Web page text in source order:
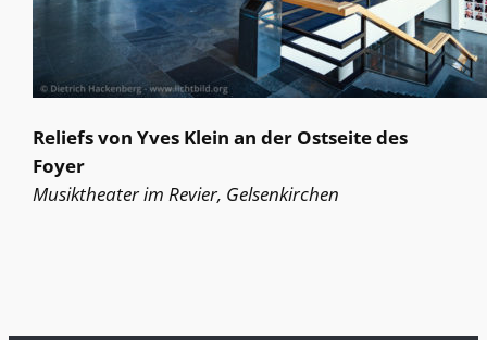
Reliefs von Yves Klein an der Ostseite des
Foyer
Musiktheater im Revier, Gelsenkirchen